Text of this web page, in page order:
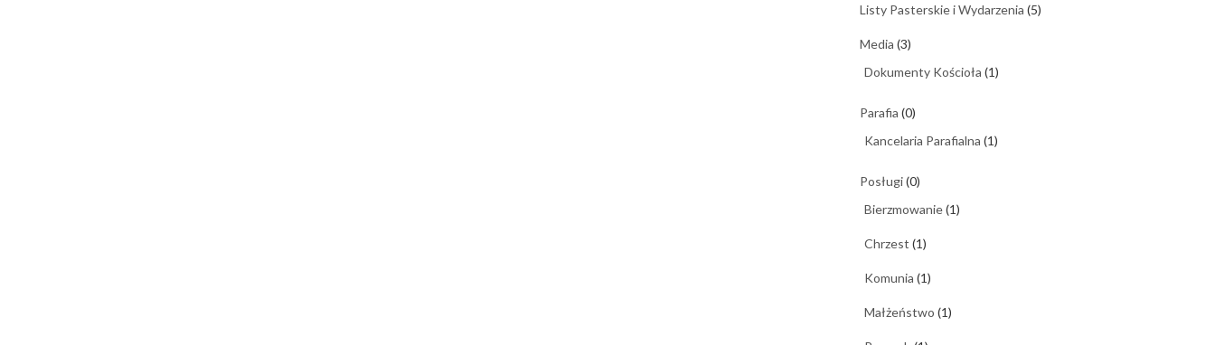
Listy Pasterskie i Wydarzenia (5)
Media (3)
Dokumenty Kościoła (1)
Parafia (0)
Kancelaria Parafialna (1)
Posługi(0)
Bierzmowanie(1)
Chrzest (1)
Komunia (1)
Małżeństwo (1)